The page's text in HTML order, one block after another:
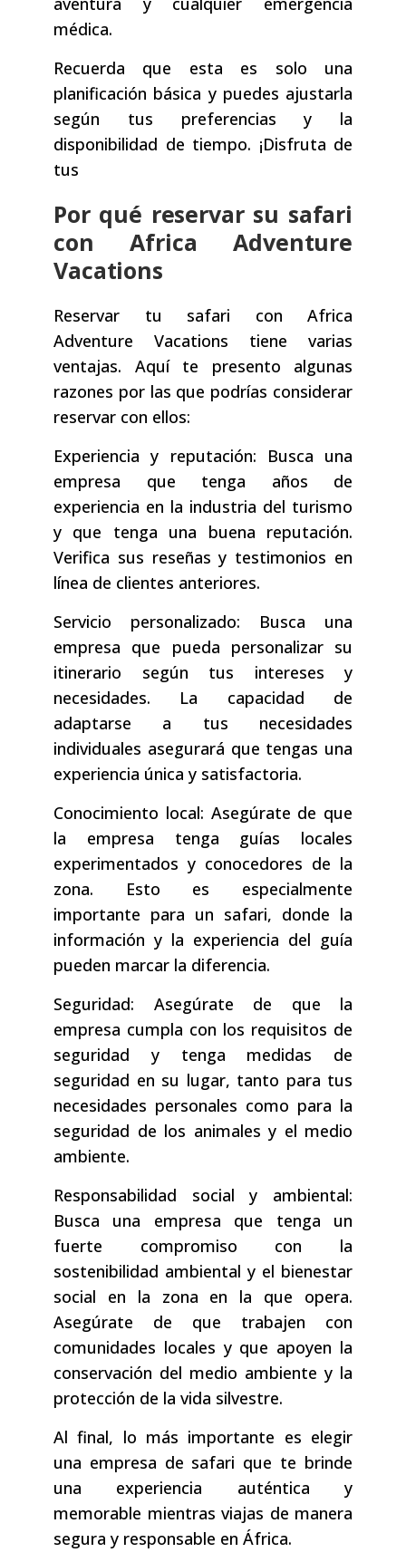
médica.
Recuerda que esta es solo una
planificación básica y puedes ajustarla
según tus preferencias y la
disponibilidad de tiempo. ¡Disfruta de
tus
Por qué reservar su safari
con Africa Adventure
Vacations
Reservar tu safari con Africa
Adventure Vacations tiene varias
ventajas. Aquí te presento algunas
razones por las que podrías considerar
reservar con ellos:
Experiencia y reputación: Busca una
empresa que tenga años de
experiencia en la industria del turismo
y que tenga una buena reputación.
Verifica sus reseñas y testimonios en
línea de clientes anteriores.
Servicio personalizado: Busca una
empresa que pueda personalizar su
itinerario según tus intereses y
necesidades. La capacidad de
adaptarse a tus necesidades
individuales asegurará que tengas una
experiencia única y satisfactoria.
Conocimiento local: Asegúrate de que
la empresa tenga guías locales
experimentados y conocedores de la
zona. Esto es especialmente
importante para un safari, donde la
información y la experiencia del guía
pueden marcar la diferencia.
Seguridad: Asegúrate de que la
empresa cumpla con los requisitos de
seguridad y tenga medidas de
seguridad en su lugar, tanto para tus
necesidades personales como para la
seguridad de los animales y el medio
ambiente.
Responsabilidad social y ambiental:
Busca una empresa que tenga un
fuerte compromiso con la
sostenibilidad ambiental y el bienestar
social en la zona en la que opera.
Asegúrate de que trabajen con
comunidades locales y que apoyen la
conservación del medio ambiente y la
protección de la vida silvestre.
Al final, lo más importante es elegir
una empresa de safari que te brinde
una experiencia auténtica y
memorable mientras viajas de manera
segura y responsable en África.